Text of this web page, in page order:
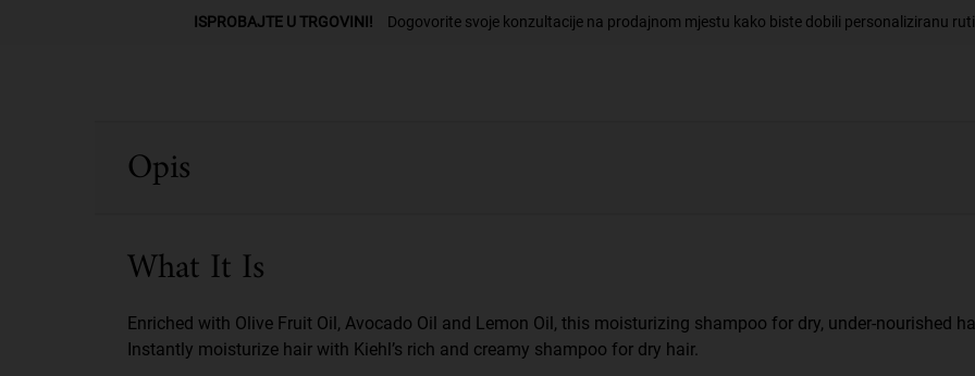
ISPROBAJTE U TRGOVINI! Dogovorite svoje konzultacije na prodajnom mjestu kako biste dobili personaliziranu
Opis
What It Is
Enriched with Olive Fruit Oil, Avocado Oil and Lemon Oil, this moisturizing shampoo for dry, under-nourished
Instantly moisturize hair with Kiehl’s rich and creamy shampoo for dry hair.